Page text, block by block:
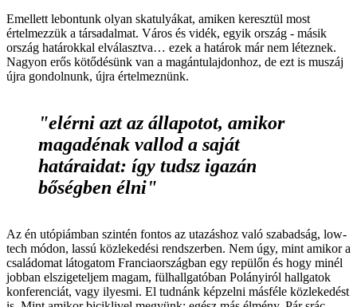
Emellett lebontunk olyan skatulyákat, amiken keresztül most
értelmezzük a társadalmat. Város és vidék, egyik ország - másik
ország határokkal elválasztva… ezek a határok már nem léteznek.
Nagyon erős kötődésünk van a magántulajdonhoz, de ezt is muszáj
újra gondolnunk, újra értelmeznünk.
"elérni azt az állapotot, amikor
magadénak vallod a saját
határaidat: így tudsz igazán
bőségben élni"
Az én utópiámban szintén fontos az utazáshoz való szabadság, low-
tech módon, lassú közlekedési rendszerben. Nem úgy, mint amikor a
családomat látogatom Franciaországban egy repülőn és hogy minél
jobban elszigeteljem magam, fülhallgatóban Polányiról hallgatok
konferenciát, vagy ilyesmi. El tudnánk képzelni másféle közlekedést